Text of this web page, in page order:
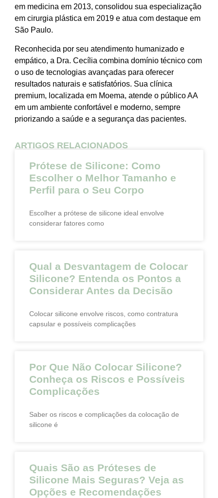
em medicina em 2013, consolidou sua especialização
em cirurgia plástica em 2019 e atua com destaque em
São Paulo.
Reconhecida por seu atendimento humanizado e
empático, a Dra. Cecília combina domínio técnico com
o uso de tecnologias avançadas para oferecer
resultados naturais e satisfatórios. Sua clínica
premium, localizada em Moema, atende o público AA
em um ambiente confortável e moderno, sempre
priorizando a saúde e a segurança das pacientes.
ARTIGOS RELACIONADOS
Prótese de Silicone: Como
Escolher o Melhor Tamanho e
Perfil para o Seu Corpo
Escolher a prótese de silicone ideal envolve
considerar fatores como
Qual a Desvantagem de Colocar
Silicone? Entenda os Pontos a
Considerar Antes da Decisão
Colocar silicone envolve riscos, como contratura
capsular e possíveis complicações
Por Que Não Colocar Silicone?
Conheça os Riscos e Possíveis
Complicações
Saber os riscos e complicações da colocação de
silicone é
Quais São as Próteses de
Silicone Mais Seguras? Veja as
Opções e Recomendações